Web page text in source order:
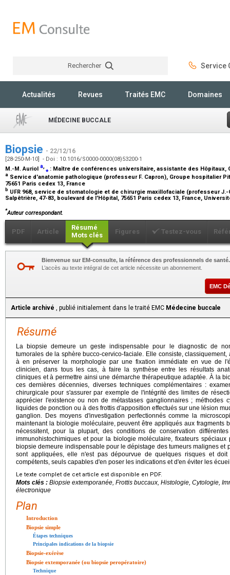
Rechercher Service
Actualités Revues Traités EMC Domaines
MÉDECINE BUCCALE
Biopsie - 22/12/16
[28-250-M-10] - Doi : 10.1016/S0000-0000(08)53200-1
M.-M. Auriol a,⁎: Maître de conférences universitaire, assistante des Hôpitaux,
a Service d'anatomie pathologique (professeur F. Capron), Groupe hospitalier
75651 Paris cedex 13, France
b UFR 968, service de stomatologie et de chirurgie maxillofaciale (professeur
Salpêtrière, 47-83, boulevard de l'Hôpital, 75651 Paris cedex 13, France,
*Auteur correspondant.
PDF Article
Résumé
Mots clés
Figures Testez-vous
Bienvenue sur EM-consulte, la référence des professionnels de santé.
L’accès au texte intégral de cet article nécessite un abonnement.
EMC
Article archivé , publié initialement dans le traité EMC Médecine buccale
Résumé
La biopsie demeure un geste indispensable pour le diagnostic de
tumorales de la sphère bucco-cervico-faciale. Elle consiste,
à en préserver la morphologie par une fixation immédiate en vue de
clinicien, dans tous les cas, à faire la synthèse entre les résultats
cliniques et à permettre ainsi une démarche thérapeutique adaptée. À la
ces dernières décennies, diverses techniques complémentaires :
chirurgicale pour s'assurer par exemple de l'intégrité des limites de
apprécier l'existence ou non de métastases ganglionnaires ; méthodes
liquides de ponction ou à des frottis d'apposition effectués sur une lésion
ganglion. Des moyens d'investigation perfectionnés comme la
maintenant la biologie moléculaire, peuvent être appliqués aux fragments
nécessitent, pour la plupart, des conditions de conservation
immunohistochimiques et pour la biologie moléculaire, fixateurs
biopsie demeure indispensable pour le dépistage des tumeurs malignes et
sont appliquées, elle n'est pas dépourvue de quelques risques et
compétents, seuls capables d'en poser les indications et d'en éviter les
Le texte complet de cet article est disponible en PDF.
Mots clés : Biopsie extemporanée, Frottis buccaux, Histologie, Cytologie,
électronique
Plan
Introduction
Biopsie simple
Étapes techniques
Principales indications de la biopsie
Biopsie-exérèse
Biopsie extemporanée (ou biopsie peropératoire)
Technique